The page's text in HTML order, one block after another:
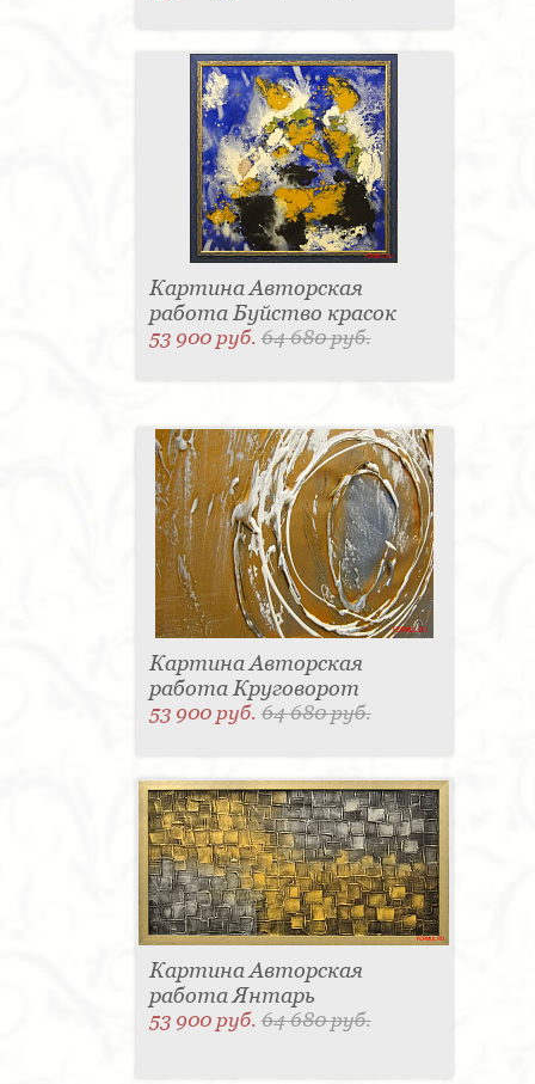
Картина Авторская
работа Буйство красок
53 900 руб.64 680 руб.
Картина Авторская
работа Круговорот
53 900 руб.64 680 руб.
Картина Авторская
работа Янтарь
53 900 руб.64 680 руб.